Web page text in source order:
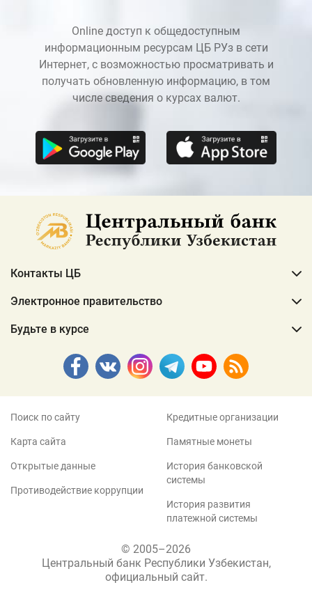
Online доступ к общедоступным
информационным ресурсам ЦБ РУз в сети
Интернет, с возможностью просматривать и
получать обновленную информацию, в том
числе сведения о курсах валют.
Контакты ЦБ
Электронное правительство
Будьте в курсе
Поиск по сайту
Карта сайта
Открытые данные
Противодействие коррупции
Кредитные организации
Памятные монеты
История банковской
системы
История развития
платежной системы
© 2005–2026
Центральный банк Республики Узбекистан,
официальный сайт.